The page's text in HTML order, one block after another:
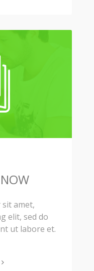
amet,
elit, sed do
ut labore et.